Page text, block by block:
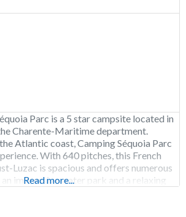
Parc is a 5 star campsite located in
Charente-Maritime department.
Atlantic coast, Camping Séquoia Parc
With 640 pitches, this French
Luzac is spacious and offers numerous
impressive water park and a relaxing
Read more...